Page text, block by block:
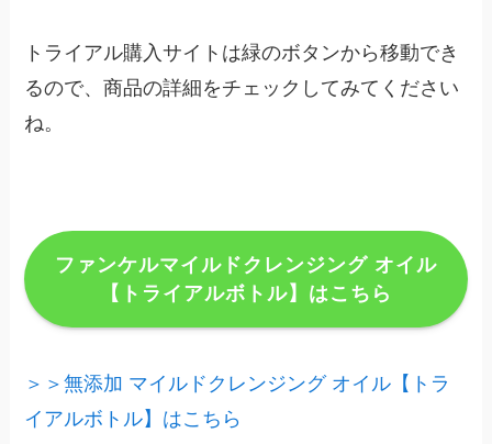
トライアル購入サイトは緑のボタンから移動でき
るので、商品の詳細をチェックしてみてください
ね。
ファンケルマイルドクレンジング オイル
【トライアルボトル】はこちら
＞＞無添加 マイルドクレンジング オイル【トラ
イアルボトル】はこちら